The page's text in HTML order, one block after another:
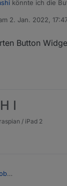
könnte ich die
2. Jan. 2022,
von
Button
I
/ iPad 2